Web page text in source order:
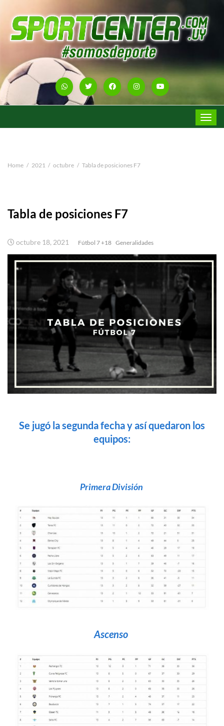
Toggle
Home 2021 octubre Tabla de posiciones F7
Tabla de posiciones F7
octubre 18, 2021 Fútbol 7 +18 Generalidades
Se jugó la segunda fecha y así quedaron los
equipos:
Primera División
Ascenso